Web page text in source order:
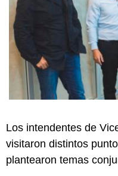
Los intendentes de
visitaron distintos
plantearon temas